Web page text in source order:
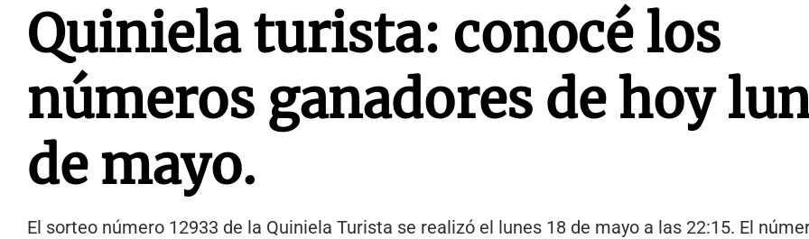
Quiniela turista: conocé los
números ganadores de hoy
de mayo.
El sorteo número 12933 de la Quiniela Turista se realizó el lunes 18 de mayo a las 22:15. El